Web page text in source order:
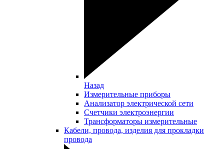
Назад
Измерительные приборы
Анализатор электрической сети
Счетчики электроэнергии
Трансформаторы измерительные
Кабели, провода, изделия для прокладки
провода